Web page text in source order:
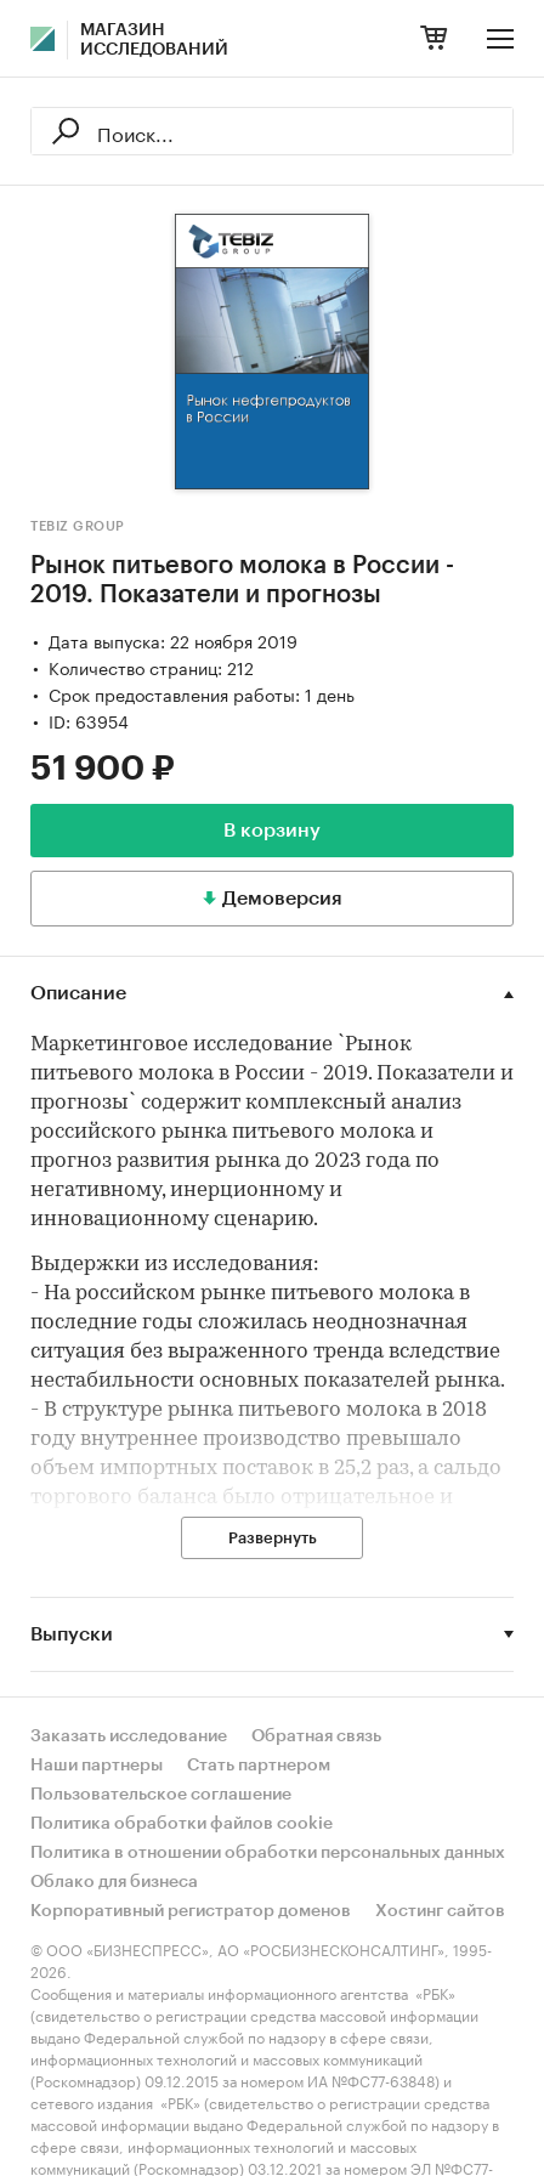
МАГАЗИН
ИССЛЕДОВАНИЙ
TEBIZ GROUP
Рынок питьевого молока в России -
2019. Показатели и прогнозы
Дата выпуска: 22 ноября 2019
Количество страниц: 212
Срок предоставления работы: 1 день
ID: 63954
51 900 ₽
В корзину
Демоверсия
Описание
Маркетинговое исследование `Рынок
питьевого молока в России - 2019. Показатели и
прогнозы` содержит комплексный анализ
российского рынка питьевого молока и
прогноз развития рынка до 2023 года по
негативному, инерционному и
инновационному сценарию.
Выдержки из исследования:
- На российском рынке питьевого молока в
последние годы сложилась неоднозначная
ситуация без выраженного тренда вследствие
нестабильности основных показателей рынка.
- В структуре рынка питьевого молока в 2018
году внутреннее производство превышало
объем импортных поставок в 25,2 раз, а сальдо
торгового баланса было отрицательное и
- Лидером по импортным поставкам в 2018
(0,5%).
- Большую часть продукции российских
экспортеров покупает Украина (более 71%),
крупнейший покупатель - ООО `ТОРГОВЫЙ
ДОМ `ГОРНЯК` (65,2%).
Период исследования:
2014-2018 гг., 2019-2023 гг. (прогноз)
Производители питьевого молока:
В отчете содержатся данные по российским
`ЭКОНИВААГРО`, АО ФИРМА `АГРОКОМПЛЕКС`
ИМ. Н.И.ТКАЧЕВА , ООО `ПИСКАРЕВСКИЙ
МОЛЗАВОД`, ЗАО `КИРОВМОЛКОМБИНАТ` (ЗАО
`КМК`), ЗАО МК `АВИДА`, АО `МОЛВЕСТ`, АО
`БМК`, АО `БМК`, АО `ЗМК`, АО `ХК `ОПОЛЬЕ`
Данные игроков ВЭД:
Также в исследовании представлена
Развернуть
Выпуски
Заказать исследование
Обратная связь
Наши партнеры
Стать партнером
Пользовательское соглашение
Политика обработки файлов cookie
Политика в отношении обработки персональных данных
Облако для бизнеса
Корпоративный регистратор доменов
Хостинг сайтов
© ООО «БИЗНЕСПРЕСС», АО «РОСБИЗНЕСКОНСАЛТИНГ», 1995-
2026.
Сообщения и материалы информационного агентства «РБК»
(свидетельство о регистрации средства массовой информации
выдано Федеральной службой по надзору в сфере связи,
информационных технологий и массовых коммуникаций
(Роскомнадзор) 09.12.2015 за номером ИА №ФС77-63848) и
сетевого издания «РБК» (свидетельство о регистрации средства
массовой информации выдано Федеральной службой по надзору в
сфере связи, информационных технологий и массовых
коммуникаций (Роскомнадзор) 03.12.2021 за номером ЭЛ №ФС77-